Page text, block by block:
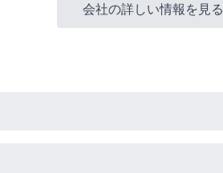
会社の詳しい情報を見る